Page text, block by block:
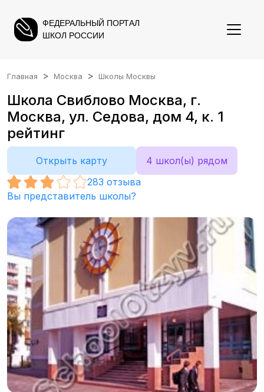
ФЕДЕРАЛЬНЫЙ ПОРТАЛ
ШКОЛ РОССИИ
Главная Москва Школы Москвы
Школа Свиблово Москва, г.
Москва, ул. Седова, дом 4, к. 1
рейтинг
Открыть карту
4 школ(ы) рядом
283 отзыва
Вы представитель школы?